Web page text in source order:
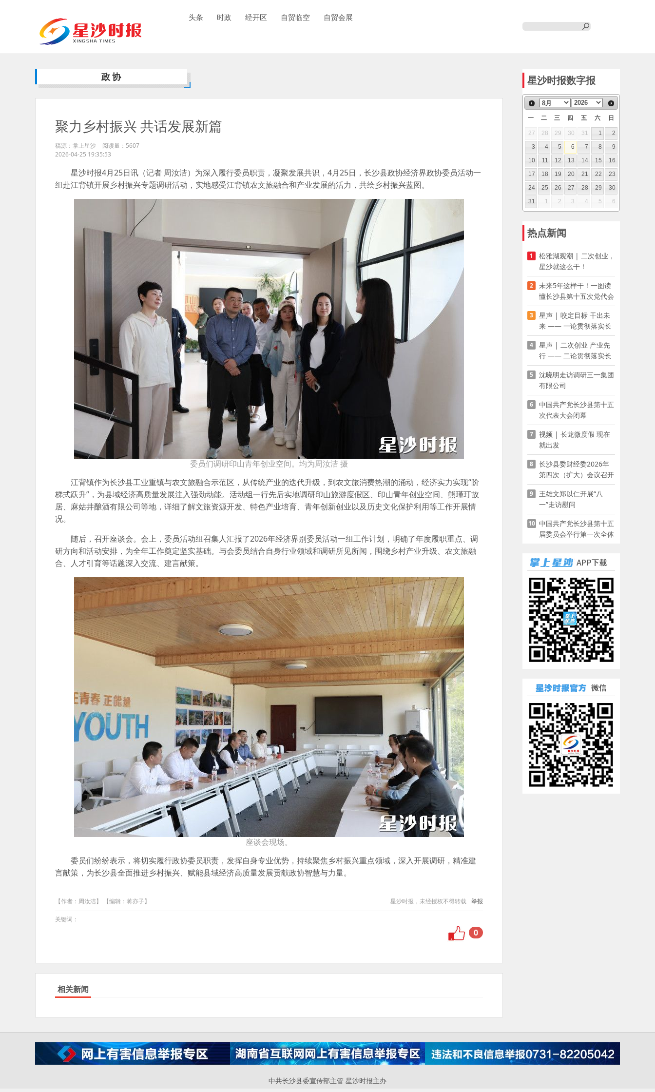
头条 时政 经开区 自贸临空 自贸会展
政协
聚力乡村振兴 共话发展新篇
稿源：掌上星沙 阅读量： 5607
2026-04-25 19:35:53
星沙时报4月25日讯（记者 周汝洁）为深入履行委员职责，凝聚发展共识，4月25日，长沙县政协经济界政协委员活动一
组赴江背镇开展乡村振兴专题调研活动，实地感受江背镇农文旅融合和产业发展的活力，共绘乡村振兴蓝图。
委员们调研印山青年创业空间。均为周汝洁 摄
江背镇作为长沙县工业重镇与农文旅融合示范区，从传统产业的迭代升级，到农文旅消费热潮的涌动，经济实力实现“阶
梯式跃升”，为县域经济高质量发展注入强劲动能。活动组一行先后实地调研印山旅游度假区、印山青年创业空间、熊瑾玎故
居、麻姑井酿酒有限公司等地，详细了解文旅资源开发、特色产业培育、青年创新创业以及历史文化保护利用等工作开展情
况。
随后，召开座谈会。会上，委员活动组召集人汇报了2026年经济界别委员活动一组工作计划，明确了年度履职重点、调
研方向和活动安排，为全年工作奠定坚实基础。与会委员结合自身行业领域和调研所见所闻，围绕乡村产业升级、农文旅融
合、人才引育等话题深入交流、建言献策。
座谈会现场。
委员们纷纷表示，将切实履行政协委员职责，发挥自身专业优势，持续聚焦乡村振兴重点领域，深入开展调研，精准建
言献策，为长沙县全面推进乡村振兴、赋能县域经济高质量发展贡献政协智慧与力量。
【作者：周汝洁】 【编辑：蒋亦子】 星沙时报，未经授权不得转载 举报
关键词：
0
相关新闻
星沙时报数字报
一 二 三 四 五 六 日
27 28 29 30 31 1
2
3
4 5 6 7 8
9
10
11 12 13 14 15
16
17
18 19 20 21 22
23
24
25 26 27 28 29
30
31
1 2 3 4 5 6
热点新闻
1
松雅湖观潮 | 二次创业，
星沙就这么干！
2
未来5年这样干！一图读
懂长沙县第十五次党代会
报告
3
星声 | 咬定目标 干出未
来 —— 一论贯彻落实长
沙县第十五次党代会精神
4
星声 | 二次创业 产业先
行 —— 二论贯彻落实长
沙县第十五次党代会精神
5
沈晓明走访调研三一集团
有限公司
6
中国共产党长沙县第十五
次代表大会闭幕
7
视频 | 长龙微度假 现在
就出发
8
长沙县委财经委2026年
第四次（扩大）会议召开
9
王雄文郑以仁开展“八
一”走访慰问
10 中国共产党长沙县第十五
届委员会举行第一次全体
中共长沙县委宣传部主管 星沙时报主办